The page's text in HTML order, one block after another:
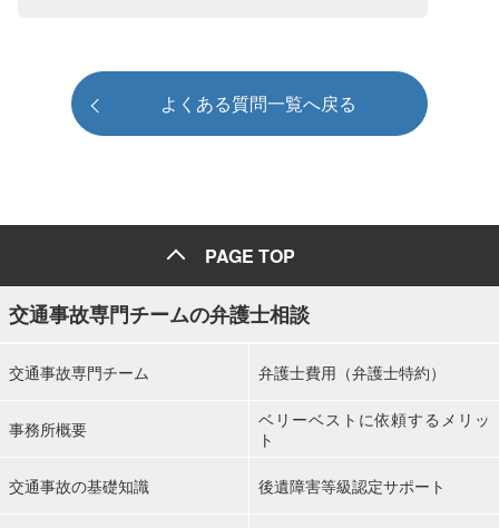
よくある質問一覧へ戻る
PAGE TOP
交通事故専門チームの弁護士相談
交通事故専門チーム 弁護士費用（弁護士特約）
事務所概要
ベリーベストに依頼するメリッ
ト
交通事故の基礎知識 後遺障害等級認定サポート